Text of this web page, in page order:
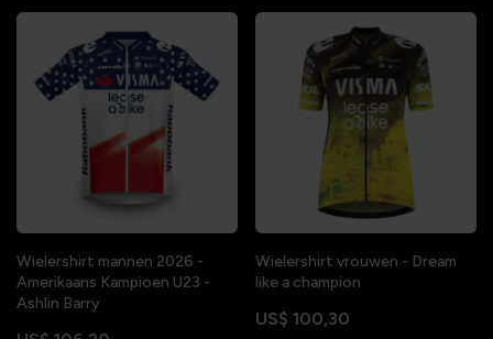
Wielershirt mannen 2026 -
Amerikaans Kampioen U23 -
Ashlin Barry
Wielershirt vrouwen - Dream
like a champion
US$ 100,30